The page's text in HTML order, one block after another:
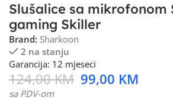
Slušalice sa mikrofonom
gaming Skiller
Brand: Sharkoon
2 na stanju
Garancija: 12 mjeseci
124,00KM 99,00 KM
sa PDV-om